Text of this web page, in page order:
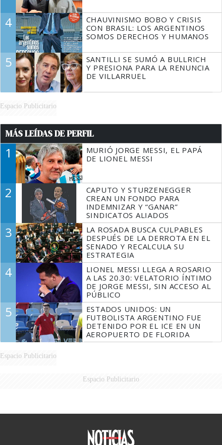
4
CHAUVINISMO BOBO Y CRISIS
CON BRASIL: LOS ARGENTINOS
SOMOS DERECHOS Y HUMANOS
5
SANTILLI SE SUMÓ A BULLRICH
Y PRESIONA PARA LA RENUNCIA
DE VILLARRUEL
Espacio Publicitario
MÁS LEÍDAS DE PERFIL
1
MURIÓ JORGE MESSI, EL PAPÁ
DE LIONEL MESSI
2
CAPUTO Y STURZENEGGER
CREAN UN FONDO PARA
INDEMNIZAR Y “GANAR”
SINDICATOS ALIADOS
3
LA ROSADA BUSCA CULPABLES
DESPUÉS DE LA DERROTA EN EL
SENADO Y RECALCULA SU
ESTRATEGIA
4
LIONEL MESSI LLEGA A ROSARIO
A LAS 20.30: VELATORIO ÍNTIMO
DE JORGE MESSI, SIN ACCESO AL
PÚBLICO
5
ESTADOS UNIDOS: UN
FUTBOLISTA ARGENTINO FUE
DETENIDO POR EL ICE EN UN
AEROPUERTO DE FLORIDA
Espacio Publicitario
Espacio Publicitario